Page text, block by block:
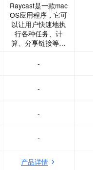
Raycast是一款mac
OS应用程序，它可
以让用户快速地执
行各种任务、计
算、分享链接等。
-
-
-
-
产品详情